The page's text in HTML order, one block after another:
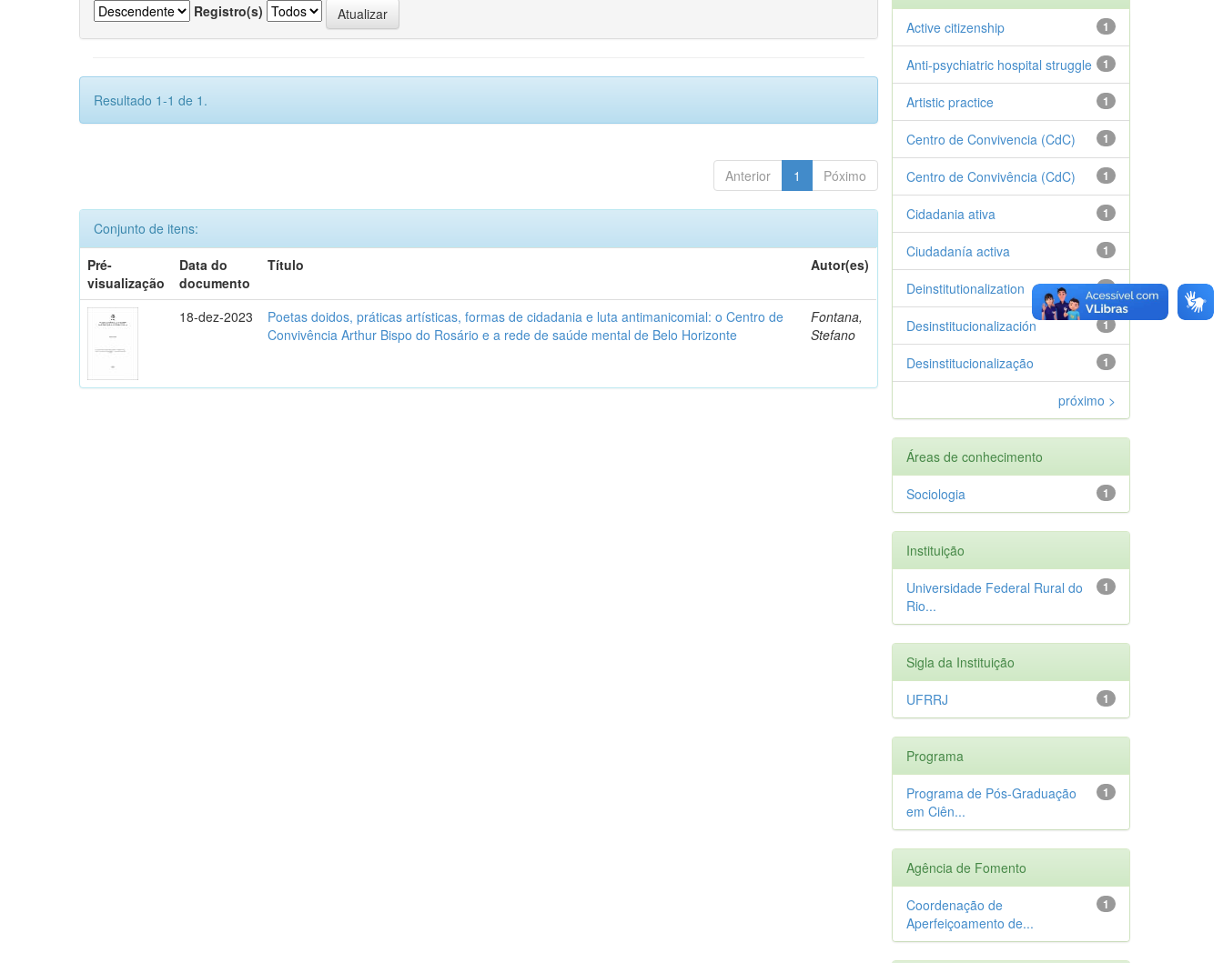
Registro(s)
Resultado 1-1 de 1.
Anterior 1 Póximo
Conjunto de itens:
Pré-
visualização
Data do
documento
Título Autor(es)
18-dez-2023
Poetas doidos, práticas artísticas, formas de cidadania e luta antimanicomial: o Centro de
Convivência Arthur Bispo do Rosário e a rede de saúde mental de Belo Horizonte
Fontana,
Stefano
1
Active citizenship
1
Anti-psychiatric hospital struggle
1
Artistic practice
1
Centro de Convivencia (CdC)
1
Centro de Convivência (CdC)
1
Cidadania ativa
1
Ciudadanía activa
1
Deinstitutionalization
1
Desinstitucionalización
1
Desinstitucionalização
próximo >
Áreas de conhecimento
1
Sociologia
Instituição
1
Universidade Federal Rural do
Rio...
Sigla da Instituição
1
UFRRJ
Programa
1
Programa de Pós-Graduação
em Ciên...
Agência de Fomento
1
Coordenação de
Aperfeiçoamento de...